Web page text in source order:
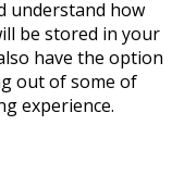
understand how
be stored in your
have the option
out of some of
experience.